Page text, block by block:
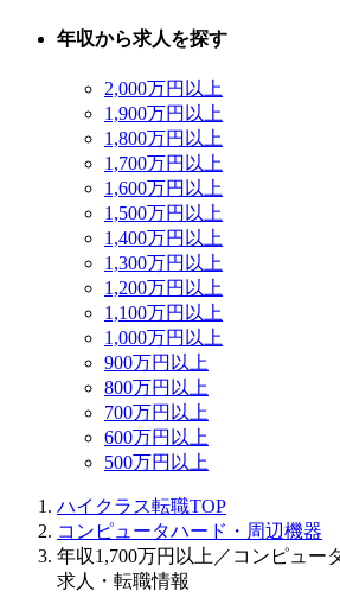
年収から求人を探す
2,000万円以上
1,900万円以上
1,800万円以上
1,700万円以上
1,600万円以上
1,500万円以上
1,400万円以上
1,300万円以上
1,200万円以上
1,100万円以上
1,000万円以上
900万円以上
800万円以上
700万円以上
600万円以上
500万円以上
ハイクラス転職TOP
コンピュータハード・周辺機器
年収1,700万円以上／コンピュー
求人・転職情報